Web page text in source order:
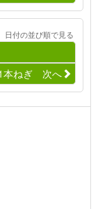
日付の並び順で見る
本ねぎ 次へ